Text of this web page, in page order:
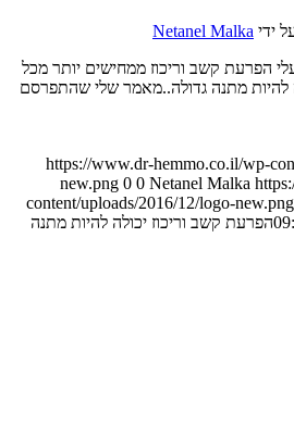
ידי Netanel Malka
הפרעת קשב וריכוז ממחישים יותר מכל
להיות מתנה גדולה..מאמר שלי שהתפרסם
https://www.dr-hemmo.co.il/wp-
new.png 0 0 Netanel Malka
content/uploads/2016/12/logo-new.png
הפרעת קשב וריכוז יכולה להיות מתנה